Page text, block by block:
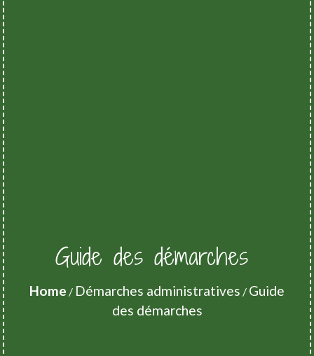
Guide des démarches
Home / Démarches administratives / Guide
des démarches